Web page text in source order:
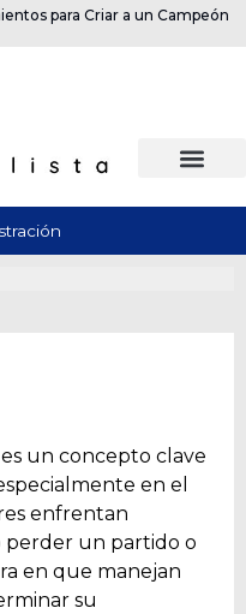
para Criar a un Campeón
es un concepto clave
en el
enfrentan
perder un partido o
en que manejan
su